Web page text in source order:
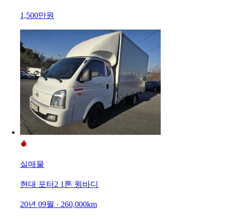
1,500만원
실매물
현대 포터2 1톤 윙바디
20년 09월 · 260,000km